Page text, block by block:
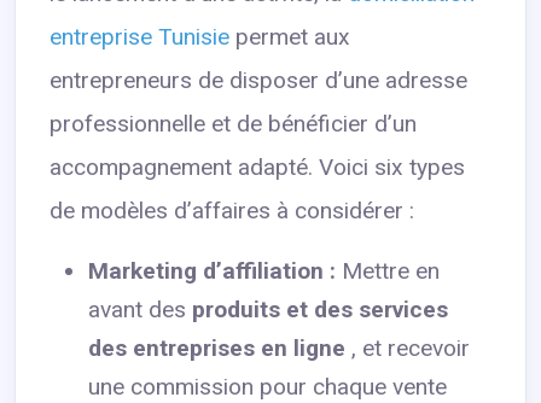
entreprise Tunisie permet aux
entrepreneurs de disposer d’une adresse
professionnelle et de bénéficier d’un
accompagnement adapté. Voici six types
de modèles d’affaires à considérer :
Marketing d’affiliation : Mettre en
avant des produits et des services
des entreprises en ligne , et recevoir
une commission pour chaque vente